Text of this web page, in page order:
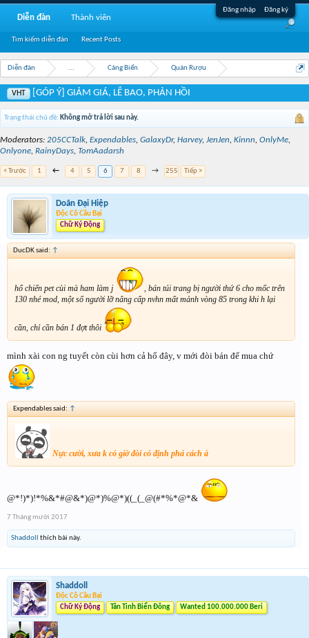
Đăng nhập Đăng ký
Diễn đàn ... Cảng Biển Quán Rượu
VHT [GÓP Ý] GIẢM GIÁ, LỄ BAO, PHẢN HỒI
Trạng thái chủ đề: Không mở trả lời sau này.
Moderators: 205CCTalk, Expendables, GalaxyDr, Harvey, JenJen, Kinnn, OnlyMe,
Onlyone, RainyDays, TomAadarsh
< Trước 1 ← 4 5 6 7 8 → 255 Tiếp >
Doãn Đại Hiệp
Độc Cô Cầu Bại
Chữ Ký Động
DucDK said: ↑
hổ chiến pet cùi mà ham làm j
, bán túi trang bị người thứ 6 cho mốc trên
130 nhé mod, một số người lỡ nâng cấp nvhn mất mảnh vòng 85 trong khi h lại
cần, chỉ cần bán 1 đợt thôi
mình xài con ng tuyết còn cùi hơn cả hổ đây, v mới đòi bán để mua chứ
Expendables said: ↑
Nực cười, xưa k có giờ đòi có định phá cách à
@*!)*)!*%&*#@&*)@*)%@*)((_(_@(#*%*@*&
7 Tháng mười 2017
Shaddoll thích bài này.
Shaddoll
Độc Cô Cầu Bại
Chữ Ký Động
Tân Tinh Biển Đông Wanted 100.000.000 Beri
Diễn đàn
Tìm kiếm diễn đàn Recent Posts
Thành viên